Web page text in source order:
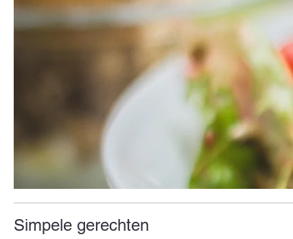
Simpele gerechten